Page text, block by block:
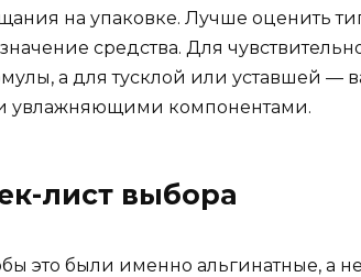
на упаковке. Лучше оценить
средства. Для
а для тусклой или уставшей —
увлажняющими компонентами.
лист выбора
это были именно альгинатные, а